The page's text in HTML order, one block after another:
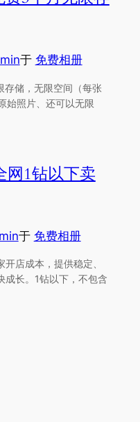
于 免费相册
储，无限空间（每张
始照片、还可以无限
网1钻以下卖
于 免费相册
店成本，提供稳定、
成长。1钻以下，不包含